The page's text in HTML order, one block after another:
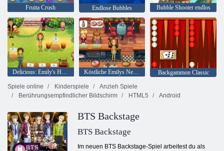
Fruita Crush Endlose Bubbles Bubble Shooter endlos
Delicious: Emily's Home, Sweet Home Köstliche Emilys New Beginning
Backgammon Classic
Spiele online
Kinderspiele
Anzieh Spiele
Berührungsempfindlicher Bildschirm
HTML5 Android
BTS Backstage
BTS Backstage
Im neuen BTS Backstage-Spiel arbeitest du als